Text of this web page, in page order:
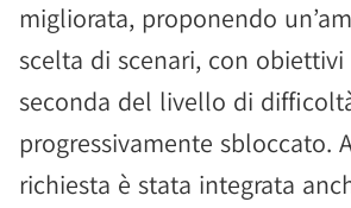
migliorata, proponendo
scelta di scenari, con obiettivi
seconda del livello di
progressivamente sbloccato.
richiesta è stata integrata